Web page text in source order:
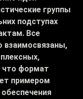
группы
подступах
Все
взаимосвязаны,
что формат
примером